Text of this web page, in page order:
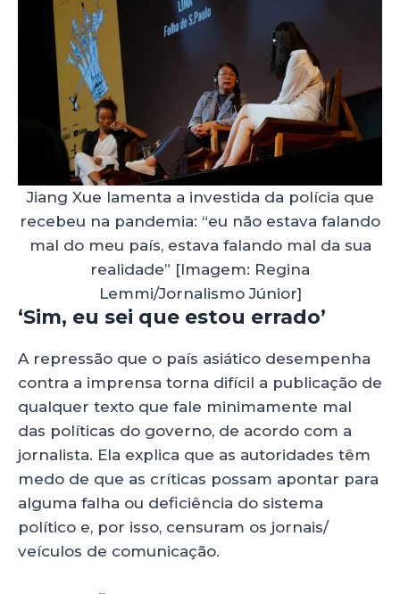
Jiang Xue lamenta a investida da polícia que
recebeu na pandemia: “eu não estava falando
mal do meu país, estava falando mal da sua
realidade” [Imagem: Regina
Lemmi/Jornalismo Júnior]
‘Sim, eu sei que estou errado’
A repressão que o país asiático desempenha
contra a imprensa torna difícil a publicação de
qualquer texto que fale minimamente mal
das políticas do governo, de acordo com a
jornalista. Ela explica que as autoridades têm
medo de que as críticas possam apontar para
alguma falha ou deficiência do sistema
político e, por isso, censuram os jornais/
veículos de comunicação.